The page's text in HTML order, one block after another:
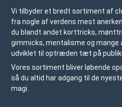
Vi tilbyder et bredt sortiment af
fra nogle af verdens mest
du blandt andet korttricks,
gimmicks, mentalisme og mange
udviklet til optræden tæt på
Vores sortiment bliver løbende
så du altid har adgang til de
magi.